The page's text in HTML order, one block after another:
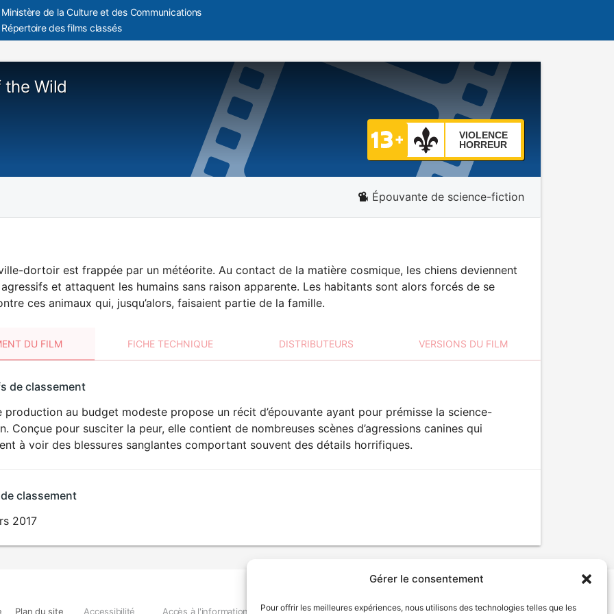
Gérer le consentement
Pour offrir les meilleures expériences, nous utilisons des technologies telles que les
Ministère de la Culture et des Communications
Répertoire des films classés
the Wild
VIOLENCE
HORREUR
Épouvante de science-fiction
dortoir est frappée par un météorite. Au contact de la matière cosmique, les chiens deviennent
et attaquent les humains sans raison apparente. Les habitants sont alors forcés de se
ces animaux qui, jusqu’alors, faisaient partie de la famille.
DU FILM FICHE TECHNIQUE DISTRIBUTEURS VERSIONS DU FILM
VIOLENCE
HORREUR
de classement
production au budget modeste propose un récit d’épouvante ayant pour prémisse la science-
Conçue pour susciter la peur, elle contient de nombreuses scènes d’agressions canines qui
à voir des blessures sanglantes comportant souvent des détails horrifiques.
classement
2017
Plan du site Accessibilité Accès à l'information Déclaration de services Politique de confidentialité